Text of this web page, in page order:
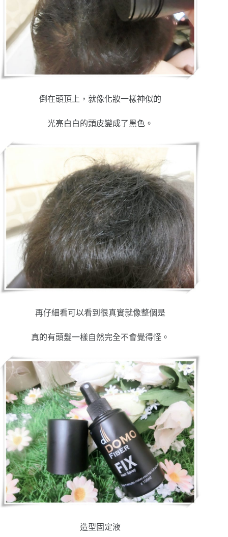
倒在頭頂上，就像化妝一樣神似的
光亮白白的頭皮變成了黑色。
再仔細看可以看到很真實就像整個是
真的有頭髮一樣自然完全不會覺得怪。
造型固定液